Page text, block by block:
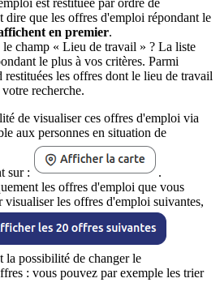
dire que les offres d'emploi répondant le
en premier.
le champ « Lieu de travail » ? La liste
le plus à vos critères. Parmi
restituées les offres dont le lieu de travail
recherche.
de visualiser ces offres d'emploi via
aux personnes en situation de
sur :
.
les offres d'emploi que vous
visualiser les offres d'emploi suivantes,
la possibilité de changer le
: vous pouvez par exemple les trier